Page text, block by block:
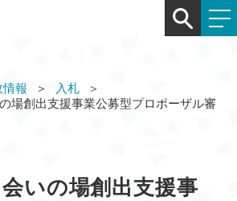
情報
入札
場創出支援事業公募型プロポーザル審
いの場創出支援事